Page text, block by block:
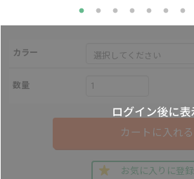
カラー
数量
カートに入れる
お気に入りに登録